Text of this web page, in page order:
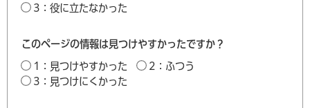
3：役に立たなかった
このページの情報は見つけやすかったですか？
1：見つけやすかった
2：ふつう
3：見つけにくかった